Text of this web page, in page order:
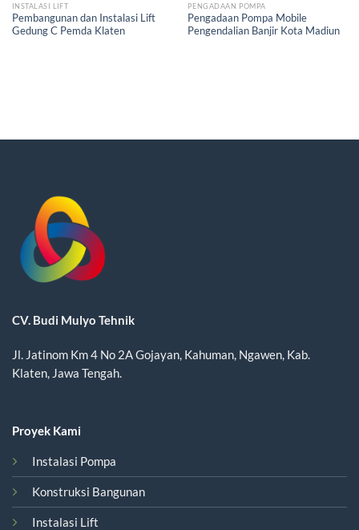
INSTALASI LIFT
Pembangunan dan Instalasi Lift
Gedung C Pemda Klaten
PENGADAAN POMPA
Pengadaan Pompa Mobile
Pengendalian Banjir Kota Madiun
CV. Budi Mulyo Tehnik
Jl. Jatinom Km 4 No 2A Gojayan, Kahuman, Ngawen, Kab.
Klaten, Jawa Tengah.
Proyek Kami
Instalasi Pompa
Konstruksi Bangunan
Instalasi Lift